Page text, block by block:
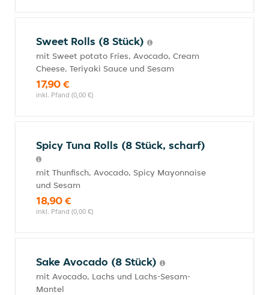
Sweet Rolls (8 Stück)
mit Sweet potato Fries, Avocado, Cream
Cheese, Teriyaki Sauce und Sesam
17,90 €
inkl. Pfand (0,00 €)
Spicy Tuna Rolls (8 Stück, scharf)
mit Thunfisch, Avocado, Spicy Mayonnaise
und Sesam
18,90 €
inkl. Pfand (0,00 €)
Sake Avocado (8 Stück)
mit Avocado, Lachs und Lachs-Sesam-
Mantel